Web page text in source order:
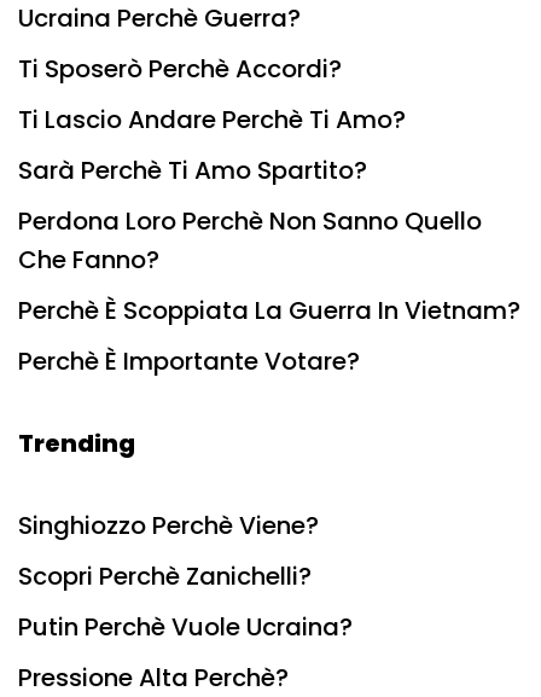
Ucraina Perchè Guerra?
Ti Sposerò Perchè Accordi?
Ti Lascio Andare Perchè Ti Amo?
Sarà Perchè Ti Amo Spartito?
Perdona Loro Perchè Non Sanno Quello
Che Fanno?
Perchè È Scoppiata La Guerra In Vietnam?
Perchè È Importante Votare?
Trending
Singhiozzo Perchè Viene?
Scopri Perchè Zanichelli?
Putin Perchè Vuole Ucraina?
Pressione Alta Perchè?